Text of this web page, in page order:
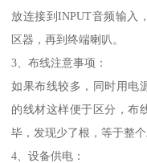
放连接到INPUT音频输入
区器，再到终端喇叭。
3、布线注意事项：
如果布线较多，同时用电
的线材这样便于区分，布
毕，发现少了根，等于整个
4、设备供电：